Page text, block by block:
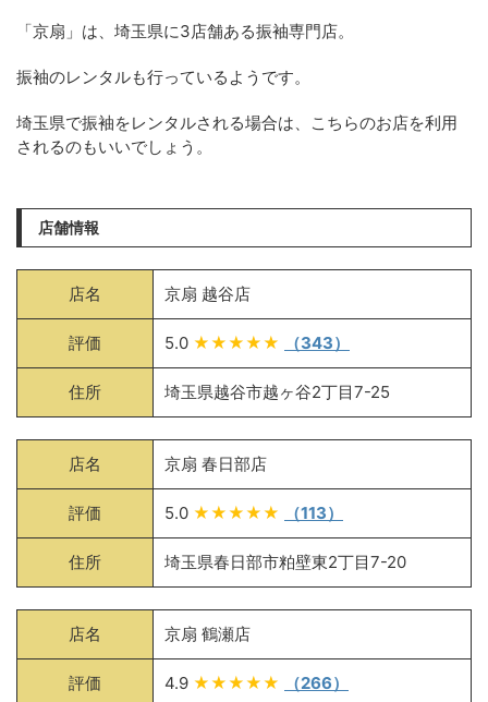
「京扇」は、埼玉県に3店舗ある振袖専門店。
振袖のレンタルも行っているようです。
埼玉県で振袖をレンタルされる場合は、こちらのお店を利用
されるのもいいでしょう。
店舗情報
店名 京扇 越谷店
評価 5.0 ★★★★★ （343）
住所 埼玉県越谷市越ヶ谷2丁目7-25
店名 京扇 春日部店
評価 5.0 ★★★★★ （113）
住所 埼玉県春日部市粕壁東2丁目7-20
店名 京扇 鶴瀬店
評価 4.9 ★★★★★ （266）